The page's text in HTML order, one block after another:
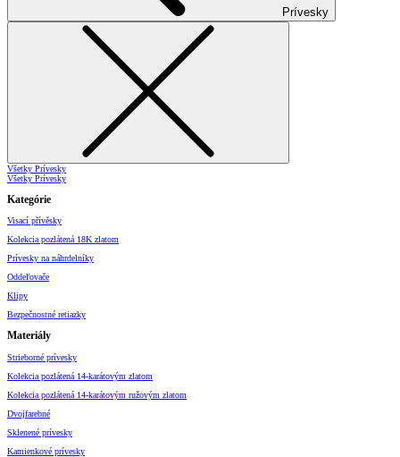
Prívesky
Všetky Prívesky
Všetky Prívesky
Kategórie
Visací přívěsky
Kolekcia pozlátená 18K zlatom
Prívesky na náhrdelníky
Oddeľovače
Klipy
Bezpečnostné retiazky
Materiály
Strieborné prívesky
Kolekcia pozlátená 14-karátovým zlatom
Kolekcia pozlátená 14-karátovým ružovým zlatom
Dvojfarebné
Sklenené prívesky
Kamienkové prívesky